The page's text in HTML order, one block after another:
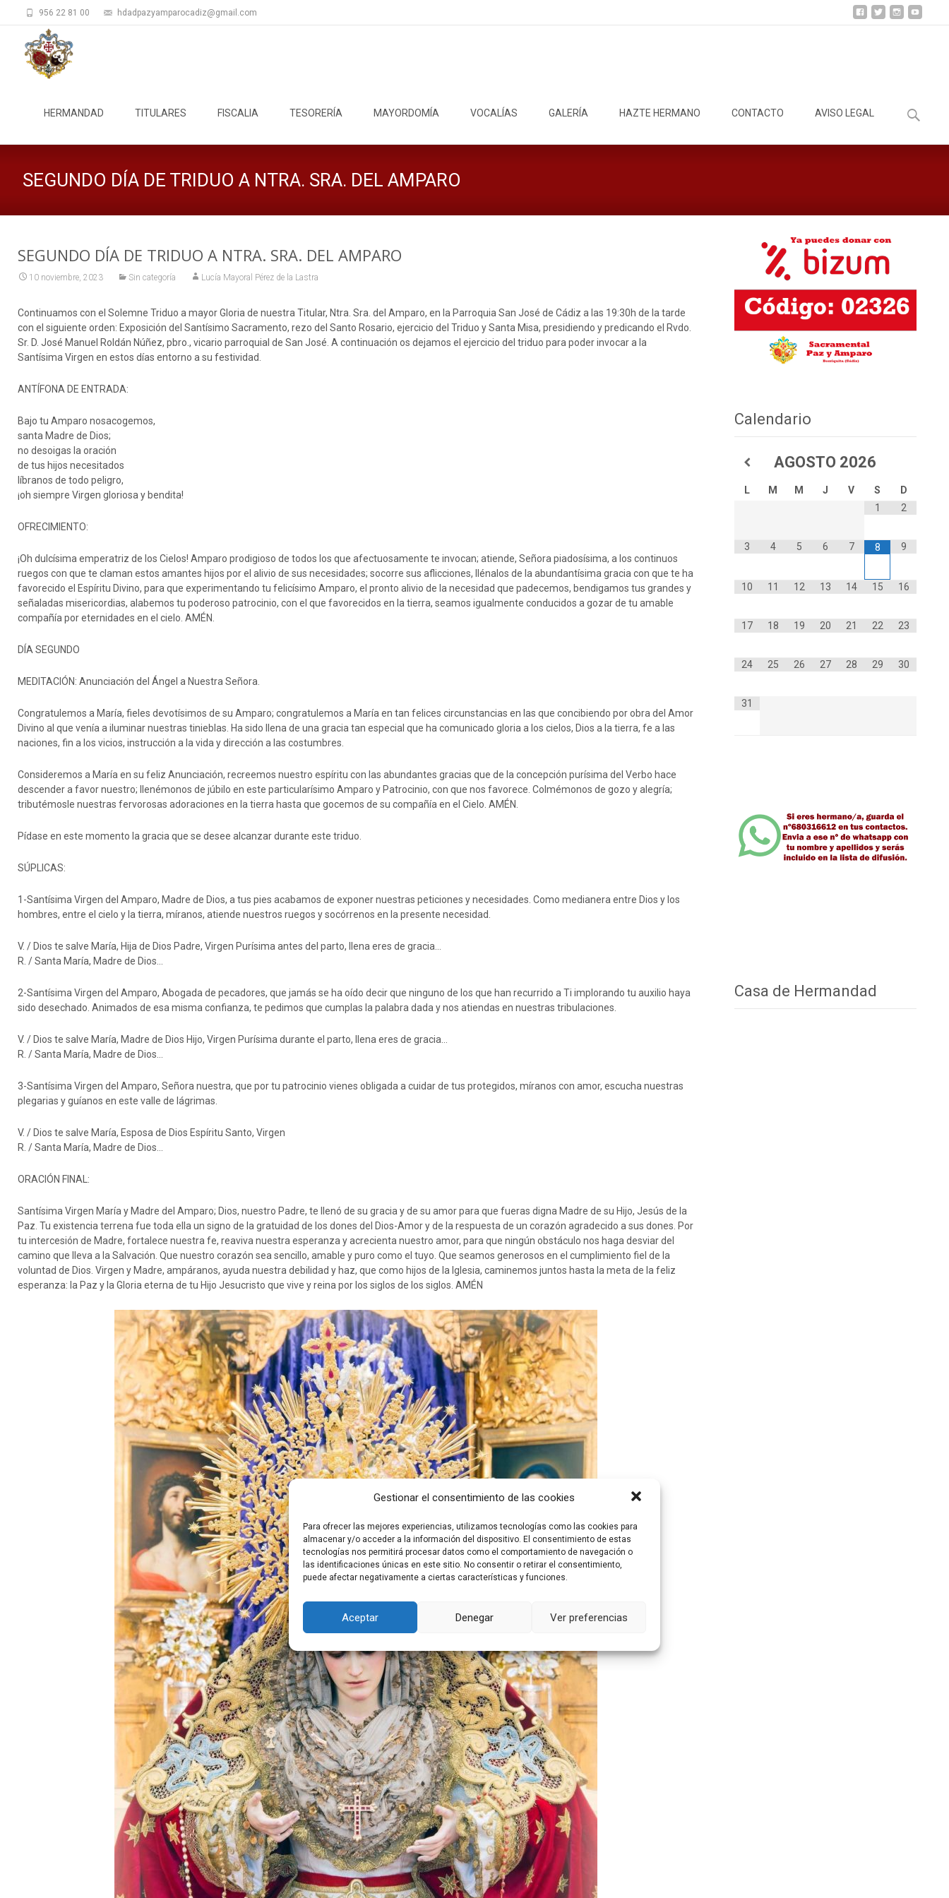
Gestionar el consentimiento de las cookies
Para ofrecer las mejores experiencias, utilizamos tecnologías como las cookies para
almacenar y/o acceder a la información del dispositivo. El consentimiento de estas
tecnologías nos permitirá procesar datos como el comportamiento de navegación o
las identificaciones únicas en este sitio. No consentir o retirar el consentimiento,
puede afectar negativamente a ciertas características y funciones.
Aceptar Denegar Ver preferencias
956 22 81 00 hdadpazyamparocadiz@gmail.com
HERMANDAD TITULARES FISCALIA TESORERÍA MAYORDOMÍA VOCALÍAS GALERÍA HAZTE HERMANO CONTACTO AVISO LEGAL Buscar:
SEGUNDO DÍA DE TRIDUO A NTRA. SRA. DEL AMPARO
SEGUNDO DÍA DE TRIDUO A NTRA. SRA. DEL AMPARO
10 noviembre, 2023 Sin categoría Lucía Mayoral Pérez de la Lastra
Continuamos con el Solemne Triduo a mayor Gloria de nuestra Titular, Ntra. Sra. del Amparo, en la Parroquia San José de Cádiz a las 19:30h de la tarde
con el siguiente orden: Exposición del Santísimo Sacramento, rezo del Santo Rosario, ejercicio del Triduo y Santa Misa, presidiendo y predicando el Rvdo.
Sr. D. José Manuel Roldán Núñez, pbro., vicario parroquial de San José. A continuación os dejamos el ejercicio del triduo para poder invocar a la
Santísima Virgen en estos días entorno a su festividad.
ANTÍFONA DE ENTRADA:
Bajo tu Amparo nosacogemos,
santa Madre de Dios;
no desoigas la oración
de tus hijos necesitados
líbranos de todo peligro,
¡oh siempre Virgen gloriosa y bendita!
OFRECIMIENTO:
¡Oh dulcísima emperatriz de los Cielos! Amparo prodigioso de todos los que afectuosamente te invocan; atiende, Señora piadosísima, a los continuos
ruegos con que te claman estos amantes hijos por el alivio de sus necesidades; socorre sus aflicciones, llénalos de la abundantísima gracia con que te ha
favorecido el Espíritu Divino, para que experimentando tu felicísimo Amparo, el pronto alivio de la necesidad que padecemos, bendigamos tus grandes y
señaladas misericordias, alabemos tu poderoso patrocinio, con el que favorecidos en la tierra, seamos igualmente conducidos a gozar de tu amable
compañía por eternidades en el cielo. AMÉN.
DÍA SEGUNDO
MEDITACIÓN: Anunciación del Ángel a Nuestra Señora.
Congratulemos a María, fieles devotísimos de su Amparo; congratulemos a María en tan felices circunstancias en las que concibiendo por obra del Amor
Divino al que venía a iluminar nuestras tinieblas. Ha sido llena de una gracia tan especial que ha comunicado gloria a los cielos, Dios a la tierra, fe a las
naciones, fin a los vicios, instrucción a la vida y dirección a las costumbres.
Consideremos a María en su feliz Anunciación, recreemos nuestro espíritu con las abundantes gracias que de la concepción purísima del Verbo hace
descender a favor nuestro; llenémonos de júbilo en este particularísimo Amparo y Patrocinio, con que nos favorece. Colmémonos de gozo y alegría;
tributémosle nuestras fervorosas adoraciones en la tierra hasta que gocemos de su compañía en el Cielo. AMÉN.
Pídase en este momento la gracia que se desee alcanzar durante este triduo.
SÚPLICAS:
1-Santísima Virgen del Amparo, Madre de Dios, a tus pies acabamos de exponer nuestras peticiones y necesidades. Como medianera entre Dios y los
hombres, entre el cielo y la tierra, míranos, atiende nuestros ruegos y socórrenos en la presente necesidad.
V. / Dios te salve María, Hija de Dios Padre, Virgen Purísima antes del parto, llena eres de gracia…
R. / Santa María, Madre de Dios…
2-Santísima Virgen del Amparo, Abogada de pecadores, que jamás se ha oído decir que ninguno de los que han recurrido a Ti implorando tu auxilio haya
sido desechado. Animados de esa misma confianza, te pedimos que cumplas la palabra dada y nos atiendas en nuestras tribulaciones.
V. / Dios te salve María, Madre de Dios Hijo, Virgen Purísima durante el parto, llena eres de gracia…
R. / Santa María, Madre de Dios…
3-Santísima Virgen del Amparo, Señora nuestra, que por tu patrocinio vienes obligada a cuidar de tus protegidos, míranos con amor, escucha nuestras
plegarias y guíanos en este valle de lágrimas.
V. / Dios te salve María, Esposa de Dios Espíritu Santo, Virgen
R. / Santa María, Madre de Dios…
ORACIÓN FINAL:
Santísima Virgen María y Madre del Amparo; Dios, nuestro Padre, te llenó de su gracia y de su amor para que fueras digna Madre de su Hijo, Jesús de la
Paz. Tu existencia terrena fue toda ella un signo de la gratuidad de los dones del Dios-Amor y de la respuesta de un corazón agradecido a sus dones. Por
tu intercesión de Madre, fortalece nuestra fe, reaviva nuestra esperanza y acrecienta nuestro amor, para que ningún obstáculo nos haga desviar del
camino que lleva a la Salvación. Que nuestro corazón sea sencillo, amable y puro como el tuyo. Que seamos generosos en el cumplimiento fiel de la
voluntad de Dios. Virgen y Madre, ampáranos, ayuda nuestra debilidad y haz, que como hijos de la Iglesia, caminemos juntos hasta la meta de la feliz
esperanza: la Paz y la Gloria eterna de tu Hijo Jesucristo que vive y reina por los siglos de los siglos. AMÉN
Calendario
AGOSTO 2026
L M M J V S
D
1
2
3 4 5 6 7 8 9
10 11 12 13 14 15 16
17 18 19 20 21 22 23
24 25 26 27 28 29 30
31
Casa de Hermandad